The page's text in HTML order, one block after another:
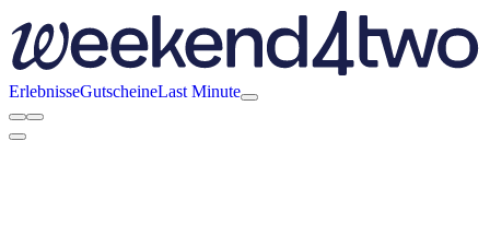
ErlebnisseGutscheineLast Minute